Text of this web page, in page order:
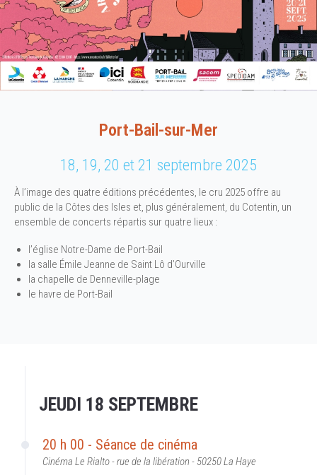
Port-Bail-sur-Mer
18, 19, 20 et 21 septembre 2025
À l’image des quatre éditions précédentes, le cru 2025 offre au
public de la Côtes des Isles et, plus généralement, du Cotentin, un
ensemble de concerts répartis sur quatre lieux :
l’église Notre-Dame de Port-Bail
la salle Émile Jeanne de Saint Lô d’Ourville
la chapelle de Denneville-plage
le havre de Port-Bail
JEUDI 18 SEPTEMBRE
20 h 00 - Séance de cinéma
Cinéma Le Rialto - rue de la libération - 50250 La Haye